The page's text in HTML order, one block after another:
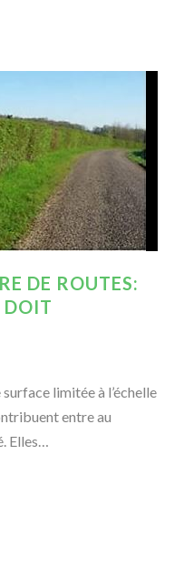
DE ROUTES:
DOIT
limitée à l’échelle
entre au
Elles…